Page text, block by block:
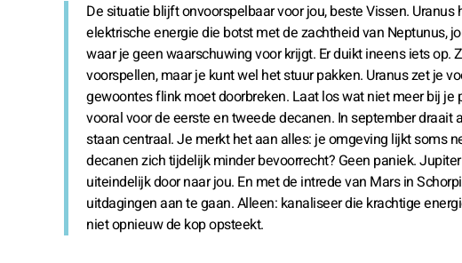
De situatie blijft onvoorspelbaar voor jou, beste Vissen.
elektrische energie die botst met de zachtheid van Neptunus,
waar je geen waarschuwing voor krijgt. Er duikt ineens iets op.
voorspellen, maar je kunt wel het stuur pakken. Uranus zet je
gewoontes flink moet doorbreken. Laat los wat niet meer bij
vooral voor de eerste en tweede decanen. In september
staan centraal. Je merkt het aan alles: je omgeving lijkt soms
decanen zich tijdelijk minder bevoorrecht? Geen paniek.
uiteindelijk door naar jou. En met de intrede van Mars in
uitdagingen aan te gaan. Alleen: kanaliseer die krachtige
niet opnieuw de kop opsteekt.